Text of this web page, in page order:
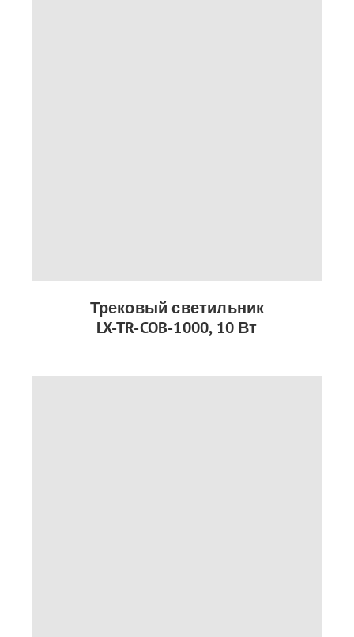
Трековый светильник
LX-TR-COB-1000, 10 Вт